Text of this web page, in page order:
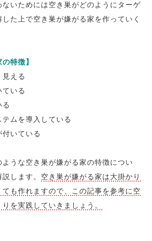
ないためには空き巣がどのようにターゲ
た上で空き巣が嫌がる家を作っていく
特徴】
見える
ている
る
テムを導入している
付いている
ような空き巣が嫌がる家の特徴につい
します。 空き巣が嫌がる家は大掛かり
も作れますので、この記事を参考に空
を実践していきましょう。